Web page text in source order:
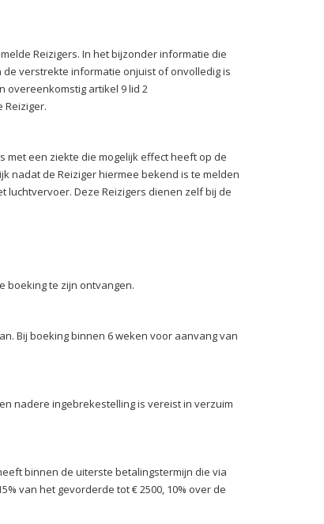
Reizigers. In het bijzonder informatie die
verstrekte informatie onjuist of onvolledig is
overeenkomstig artikel 9 lid 2
met een ziekte die mogelijk effect heeft op de
nadat de Reiziger hiermee bekend is te melden
luchtvervoer. Deze Reizigers dienen zelf bij de
boeking te zijn ontvangen.
Bij boeking binnen 6 weken voor aanvang van
nadere ingebrekestelling is vereist in verzuim
binnen de uiterste betalingstermijn die via
van het gevorderde tot € 2500, 10% over de